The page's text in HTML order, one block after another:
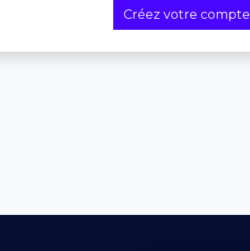
Créez votre compte